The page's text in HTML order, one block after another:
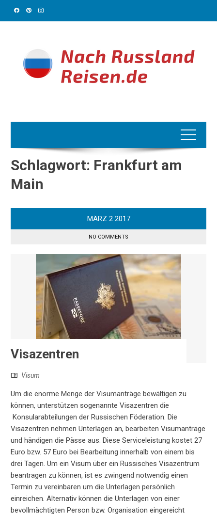
Schlagwort: Frankfurt am
Main
MÄRZ 2 2017
NO COMMENTS
Visazentren
Visum
Um die enorme Menge der Visumanträge bewältigen zu
können, unterstützen sogenannte Visazentren die
Konsularabteilungen der Russischen Föderation. Die
Visazentren nehmen Unterlagen an, bearbeiten Visumanträge
und händigen die Pässe aus. Diese Serviceleistung kostet 27
Euro bzw. 57 Euro bei Bearbeitung innerhalb von einem bis
drei Tagen. Um ein Visum über ein Russisches Visazentrum
beantragen zu können, ist es zwingend notwendig einen
Termin zu vereinbaren um die Unterlagen persönlich
einreichen. Alternativ können die Unterlagen von einer
bevollmächtigten Person bzw. Organisation eingereicht